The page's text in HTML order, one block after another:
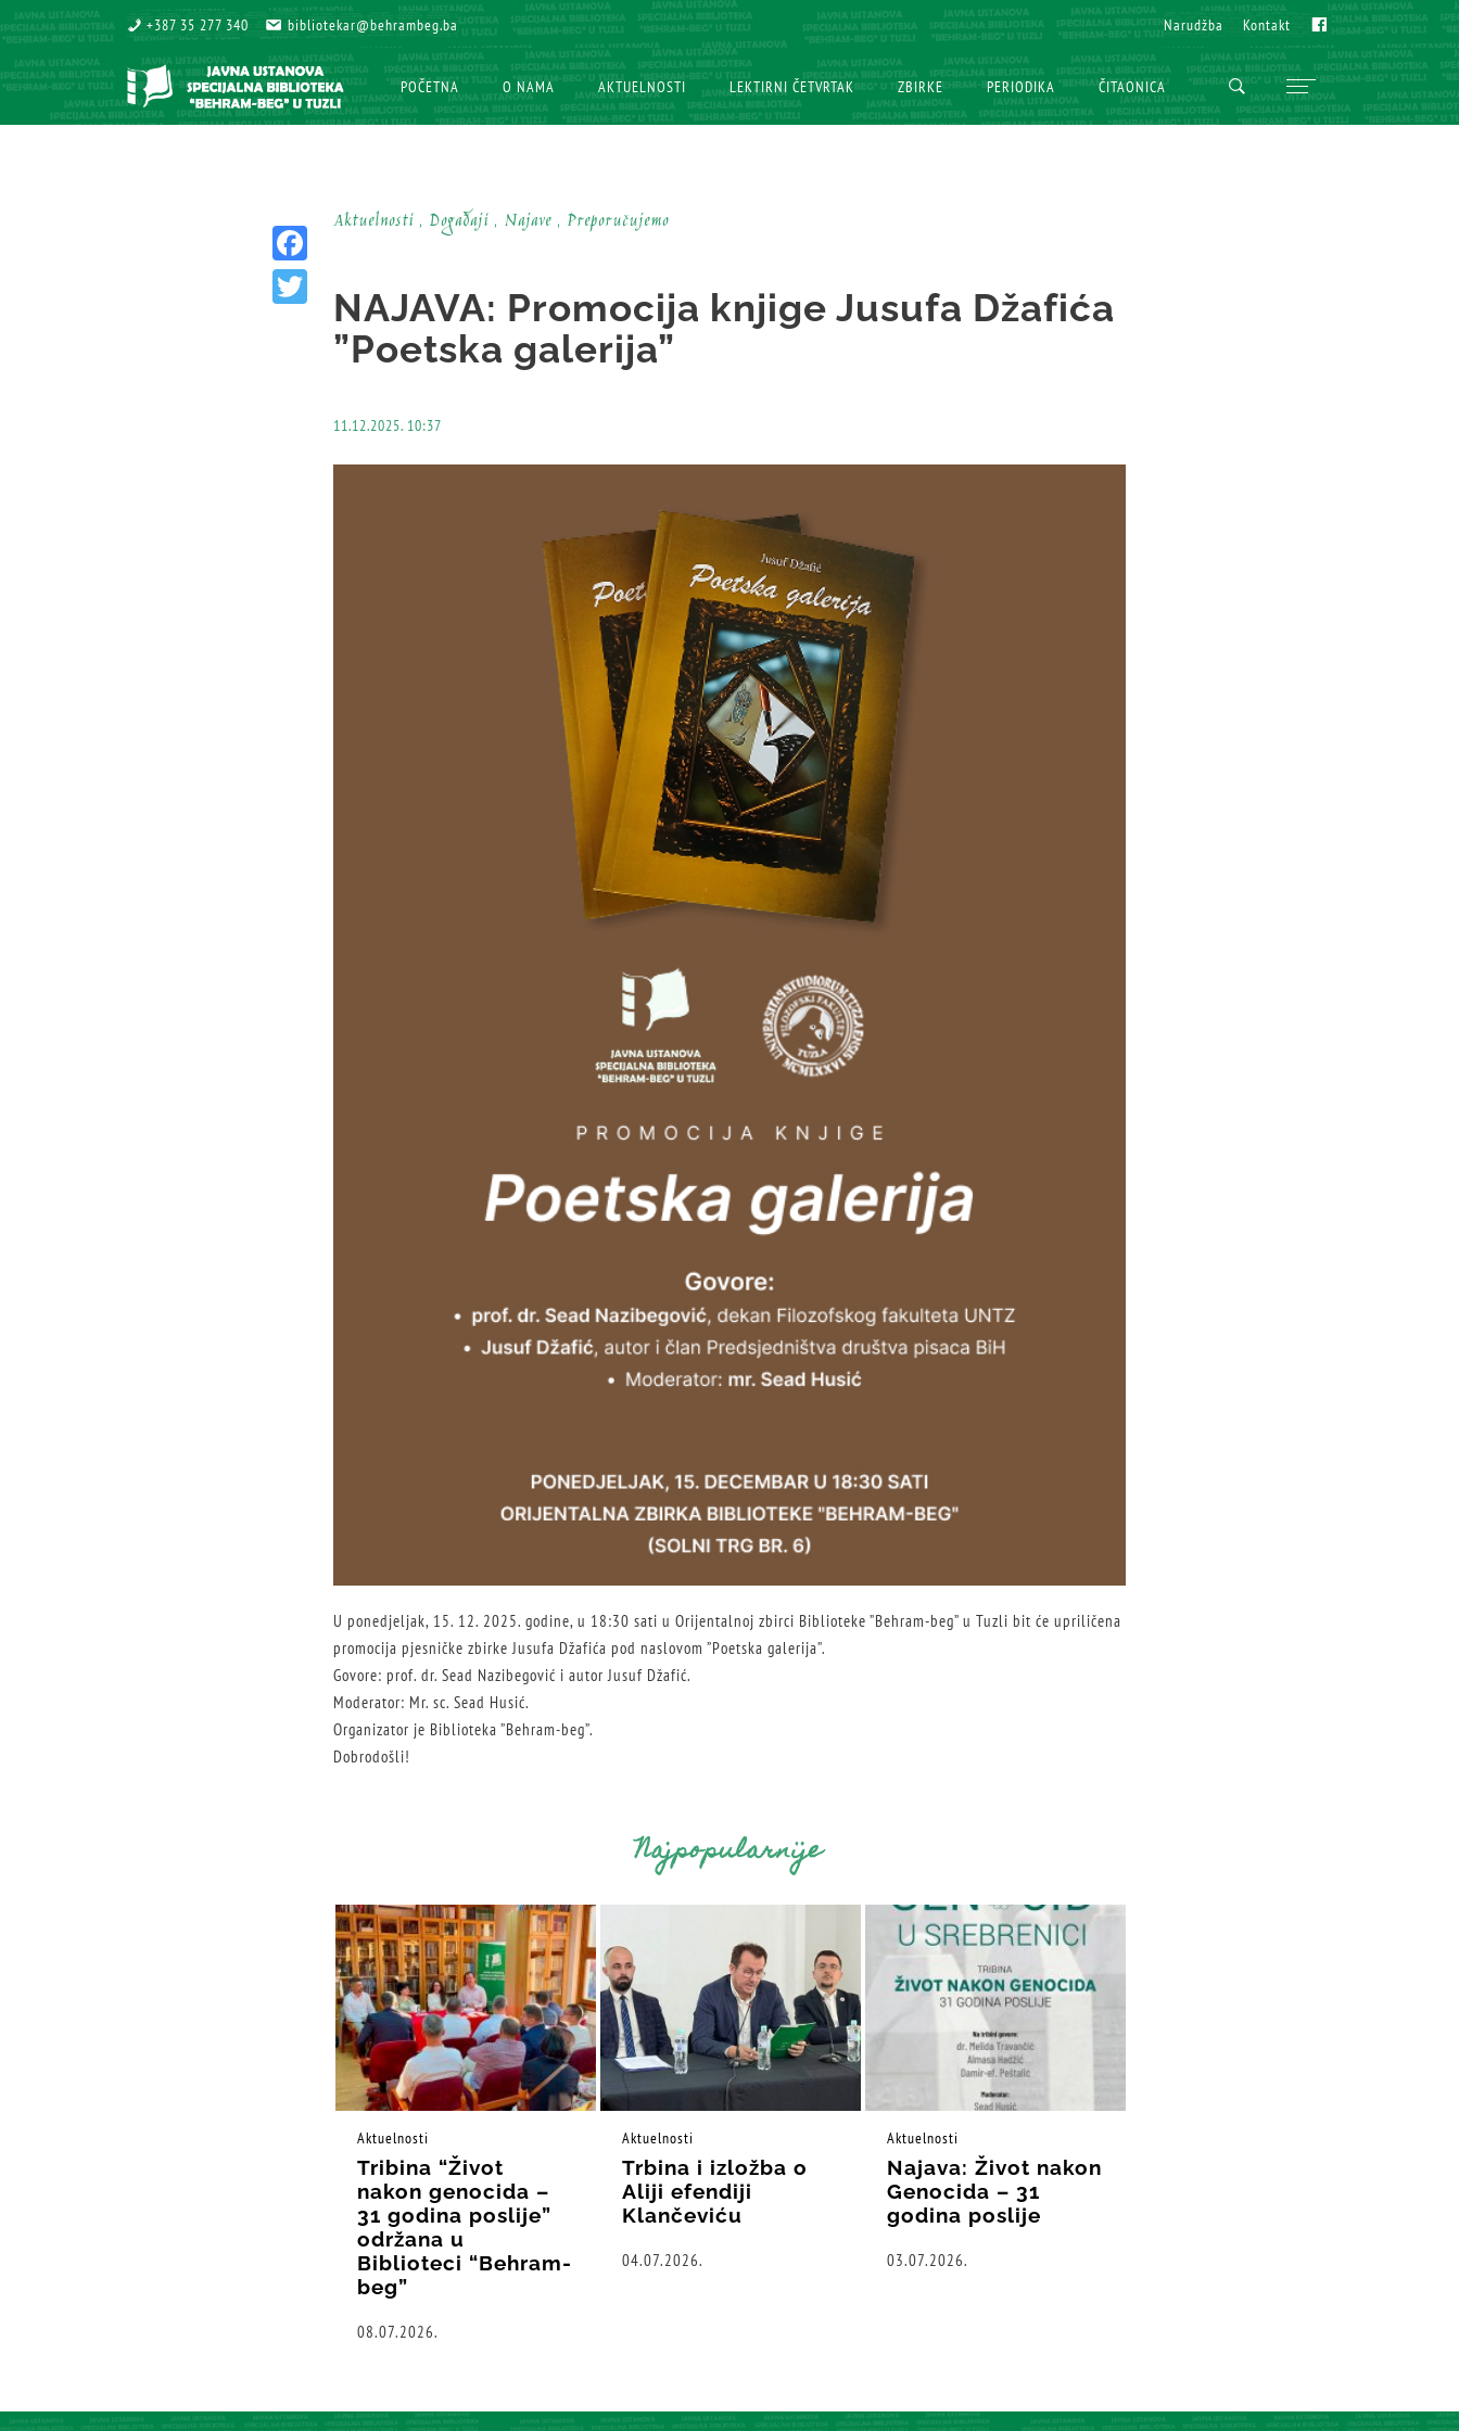
+387 35 277 340
+387 35 277 340 bibliotekar@behrambeg.ba
bibliotekar@behrambeg.ba Narudžba
Narudžba Kontakt
Kontakt Fb
Fb
POČETNA
POČETNA O NAMA
O NAMA AKTUELNOSTI
AKTUELNOSTI LEKTIRNI ČETVRTAK
LEKTIRNI ČETVRTAK ZBIRKE
ZBIRKE PERIODIKA
PERIODIKA ČITAONICA
ČITAONICA
Aktuelnosti , Događaji , Najave , Preporučujemo
Facebook
NAJAVA: Promocija knjige Jusufa Džafića
”Poetska galerija”
11.12.2025. 10:37
U ponedjeljak, 15. 12. 2025. godine, u 18:30 sati u Orijentalnoj zbirci Biblioteke ”Behram-beg” u Tuzli bit će upriličena
promocija pjesničke zbirke Jusufa Džafića pod naslovom ”Poetska galerija”.
Govore: prof. dr. Sead Nazibegović i autor Jusuf Džafić.
Moderator: Mr. sc. Sead Husić.
Organizator je Biblioteka ”Behram-beg”.
Dobrodošli!
Najpopularnije
Aktuelnosti
Tribina “Život
nakon genocida –
31 godina poslije”
održana u
Biblioteci “Behram-
beg”
08.07.2026.
Aktuelnosti
Trbina i izložba o
Aliji efendiji
Klančeviću
04.07.2026.
Aktuelnosti
Najava: Život nakon
Genocida – 31
godina poslije
03.07.2026.